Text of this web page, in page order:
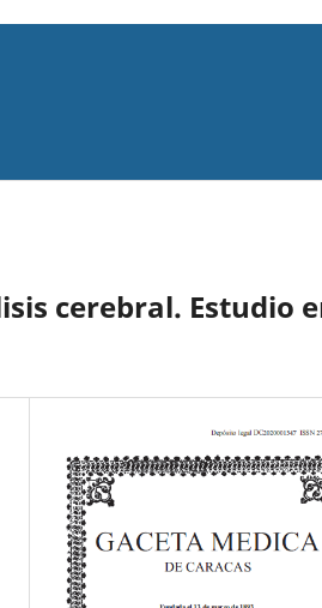
cerebral. Estudio